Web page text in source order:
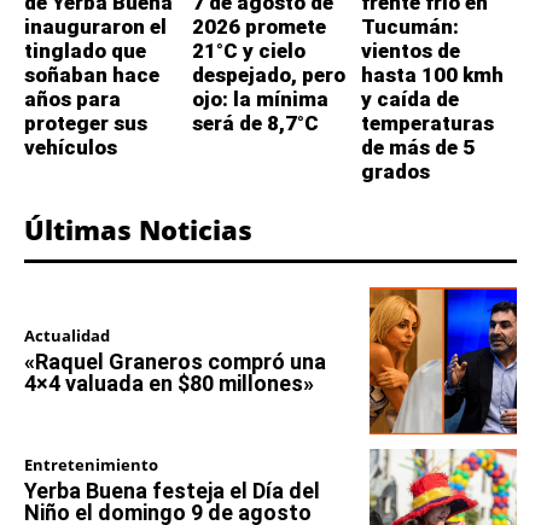
inauguraron el
tinglado que
soñaban hace
años para
proteger sus
vehículos
2026 promete
21°C y cielo
despejado, pero
ojo: la mínima
será de 8,7°C
Tucumán:
vientos de
hasta 100 kmh
y caída de
temperaturas
de más de 5
grados
Últimas Noticias
Actualidad
«Raquel Graneros compró una
4×4 valuada en $80 millones»
Entretenimiento
Yerba Buena festeja el Día del
Niño el domingo 9 de agosto